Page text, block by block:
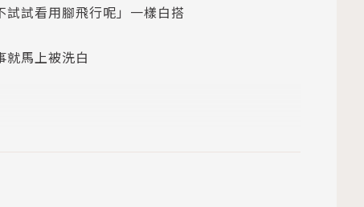
試看用腳飛行呢」一樣白搭
馬上被洗白